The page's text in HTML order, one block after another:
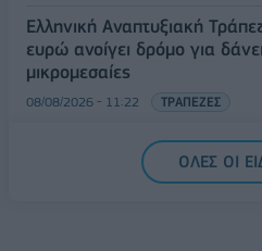
Ελληνική Αναπτυξιακή
ευρώ ανοίγει δρόμο για
μικρομεσαίες
08/08/2026 - 11:22 ΤΡΑΠΕΖΕΣ
5G παντού, 6G στον
Ελλάδα στη μεγάληΟΛΕΣ ΟΙ